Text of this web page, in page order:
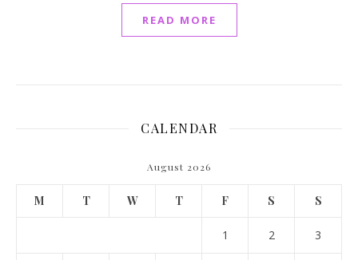
READ MORE
CALENDAR
August 2026
M T W T F S S
1 2 3